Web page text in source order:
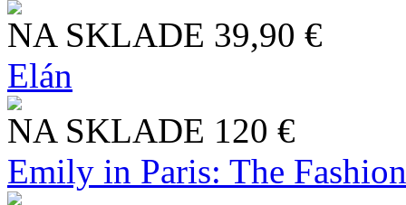
NA SKLADE 39,90 €
Elán
NA SKLADE 120 €
Emily in Paris: The